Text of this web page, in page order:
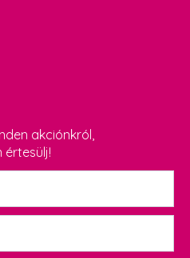
akciónkról,
értesülj!